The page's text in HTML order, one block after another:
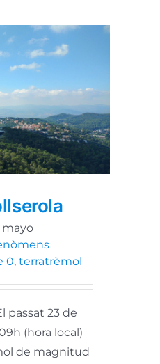
mayo
0, terratrèmol
passat 23 de
(hora local)
de magnitud